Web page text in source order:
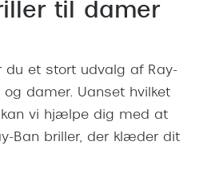
til damer
du et stort udvalg af Ray-
og damer. Uanset hvilket
kan vi hjælpe dig med at
Ban briller, der klæder dit